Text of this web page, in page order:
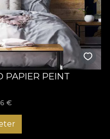
PAPIER PEINT
€